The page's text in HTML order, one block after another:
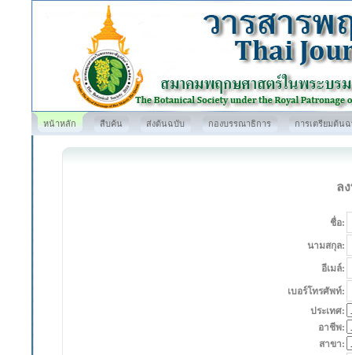
หน้าหลัก สืบค้น ส่งต้นฉบับ กองบรรณาธิการ การเตรียมต้น
ล
ชื่อ:
นามสกุล:
อีเมล์:
เบอร์โทรศัพท์:
ประเทศ:
อาชีพ:
สาขา: